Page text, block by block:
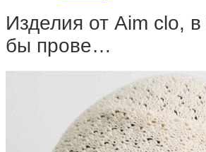
Изделия от Aim clo,
бы прове…